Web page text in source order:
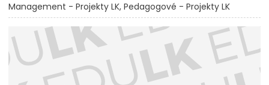
Management - Projekty LK Pedagogové - Projekty LK